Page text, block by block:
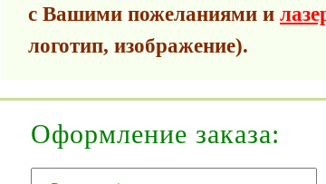
с Вашими пожеланиями и
логотип, изображение).
Оформление заказа: